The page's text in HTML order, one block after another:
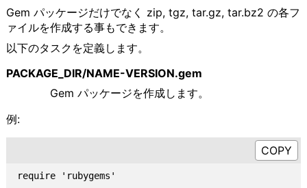
Gem パッケージだけでなく zip, tgz, tar.gz, tar.bz2 の各フ
ァイルを作成する事もできます。
以下のタスクを定義します。
PACKAGE_DIR/NAME-VERSION.gem
Gem パッケージを作成します。
例:
require 'rubygems'